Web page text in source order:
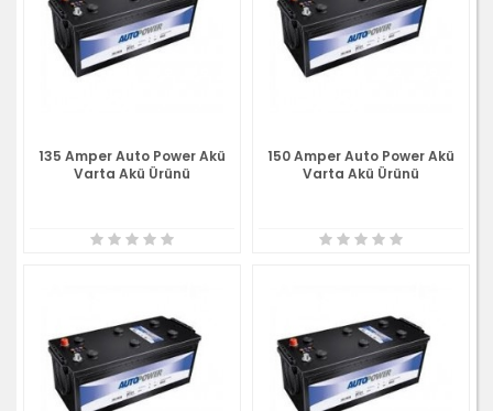
135 Amper Auto Power Akü
Varta Akü Ürünü
150 Amper Auto Power Akü
Varta Akü Ürünü